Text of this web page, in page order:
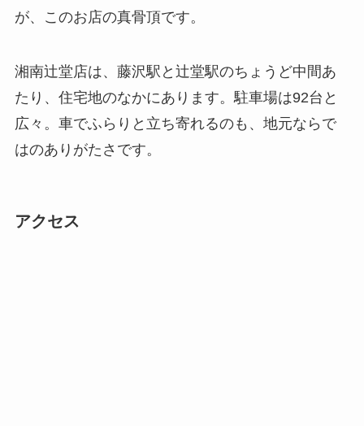
が、このお店の真骨頂です。
湘南辻堂店は、藤沢駅と辻堂駅のちょうど中間あ
たり、住宅地のなかにあります。駐車場は92台と
広々。車でふらりと立ち寄れるのも、地元ならで
はのありがたさです。
アクセス